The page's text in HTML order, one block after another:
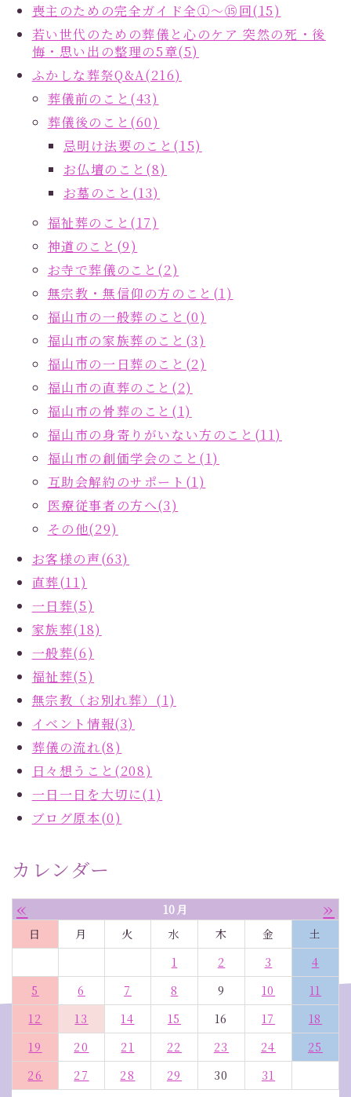
喪主のための完全ガイド全①～⑮回(15)
若い世代のための葬儀と心のケア 突然の死・後
悔・思い出の整理の5章(5)
ふかしな葬祭Q&A(216)
葬儀前のこと(43)
葬儀後のこと(60)
忌明け法要のこと(15)
お仏壇のこと(8)
お墓のこと(13)
福祉葬のこと(17)
神道のこと(9)
お寺で葬儀のこと(2)
無宗教・無信仰の方のこと(1)
福山市の一般葬のこと(0)
福山市の家族葬のこと(3)
福山市の一日葬のこと(2)
福山市の直葬のこと(2)
福山市の骨葬のこと(1)
福山市の身寄りがいない方のこと(11)
福山市の創価学会のこと(1)
互助会解約のサポート(1)
医療従事者の方へ(3)
その他(29)
お客様の声(63)
直葬(11)
一日葬(5)
家族葬(18)
一般葬(6)
福祉葬(5)
無宗教（お別れ葬）(1)
イベント情報(3)
葬儀の流れ(8)
日々想うこと(208)
一日一日を大切に(1)
ブログ原本(0)
カレンダー
« 10月 »
日 月 火 水 木 金
土
1
2 3
4
5
6 7 8 9 10
11
12
13 14 15 16 17
18
19
20 21 22 23 24
25
26
27 28 29 30 31